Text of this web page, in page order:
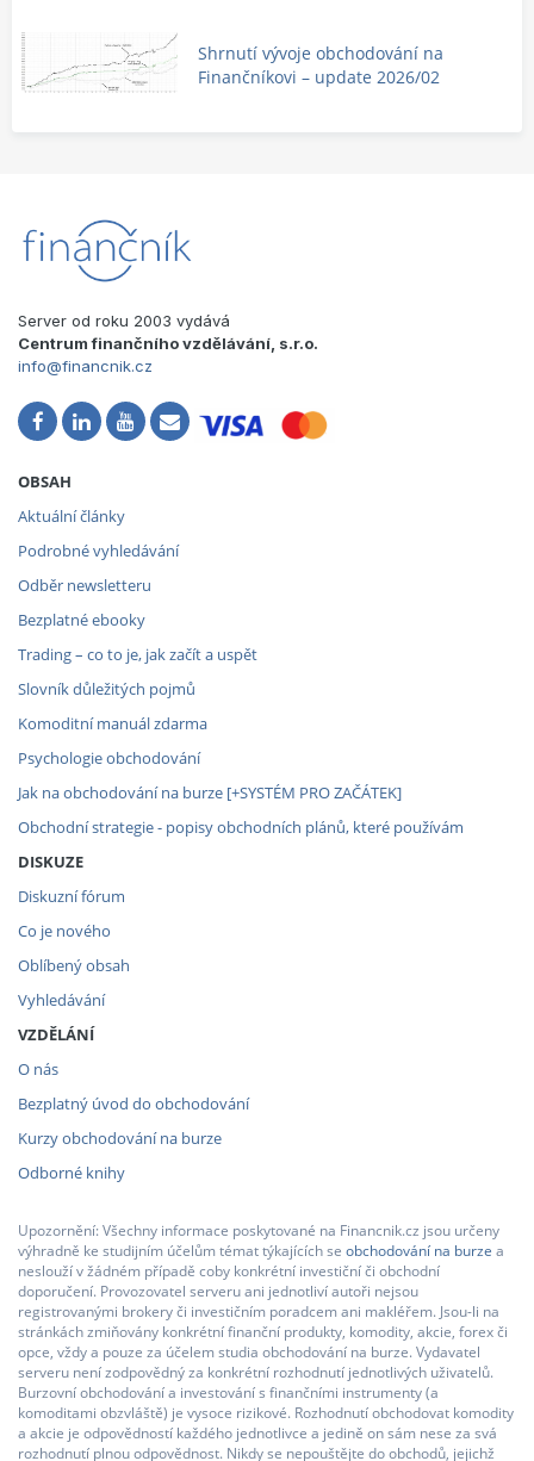
Shrnutí vývoje obchodování na
Finančníkovi – update 2026/02
Server od roku 2003 vydává
Centrum finančního vzdělávání, s.r.o.
info@financnik.cz
OBSAH
Aktuální články
Podrobné vyhledávání
Odběr newsletteru
Bezplatné ebooky
Trading – co to je, jak začít a uspět
Slovník důležitých pojmů
Komoditní manuál zdarma
Psychologie obchodování
Jak na obchodování na burze [+SYSTÉM PRO ZAČÁTEK]
Obchodní strategie - popisy obchodních plánů, které používám
DISKUZE
Diskuzní fórum
Co je nového
Oblíbený obsah
Vyhledávání
VZDĚLÁNÍ
O nás
Bezplatný úvod do obchodování
Kurzy obchodování na burze
Odborné knihy
Upozornění: Všechny informace poskytované na Financnik.cz jsou určeny
výhradně ke studijním účelům témat týkajících se obchodování na burze a
neslouží v žádném případě coby konkrétní investiční či obchodní
doporučení. Provozovatel serveru ani jednotliví autoři nejsou
registrovanými brokery či investičním poradcem ani makléřem. Jsou-li na
stránkách zmiňovány konkrétní finanční produkty, komodity, akcie, forex či
opce, vždy a pouze za účelem studia obchodování na burze. Vydavatel
serveru není zodpovědný za konkrétní rozhodnutí jednotlivých uživatelů.
Burzovní obchodování a investování s finančními instrumenty (a
komoditami obzvláště) je vysoce rizikové. Rozhodnutí obchodovat komodity
a akcie je odpovědností každého jednotlivce a jedině on sám nese za svá
rozhodnutí plnou odpovědnost. Nikdy se nepouštějte do obchodů, jejichž